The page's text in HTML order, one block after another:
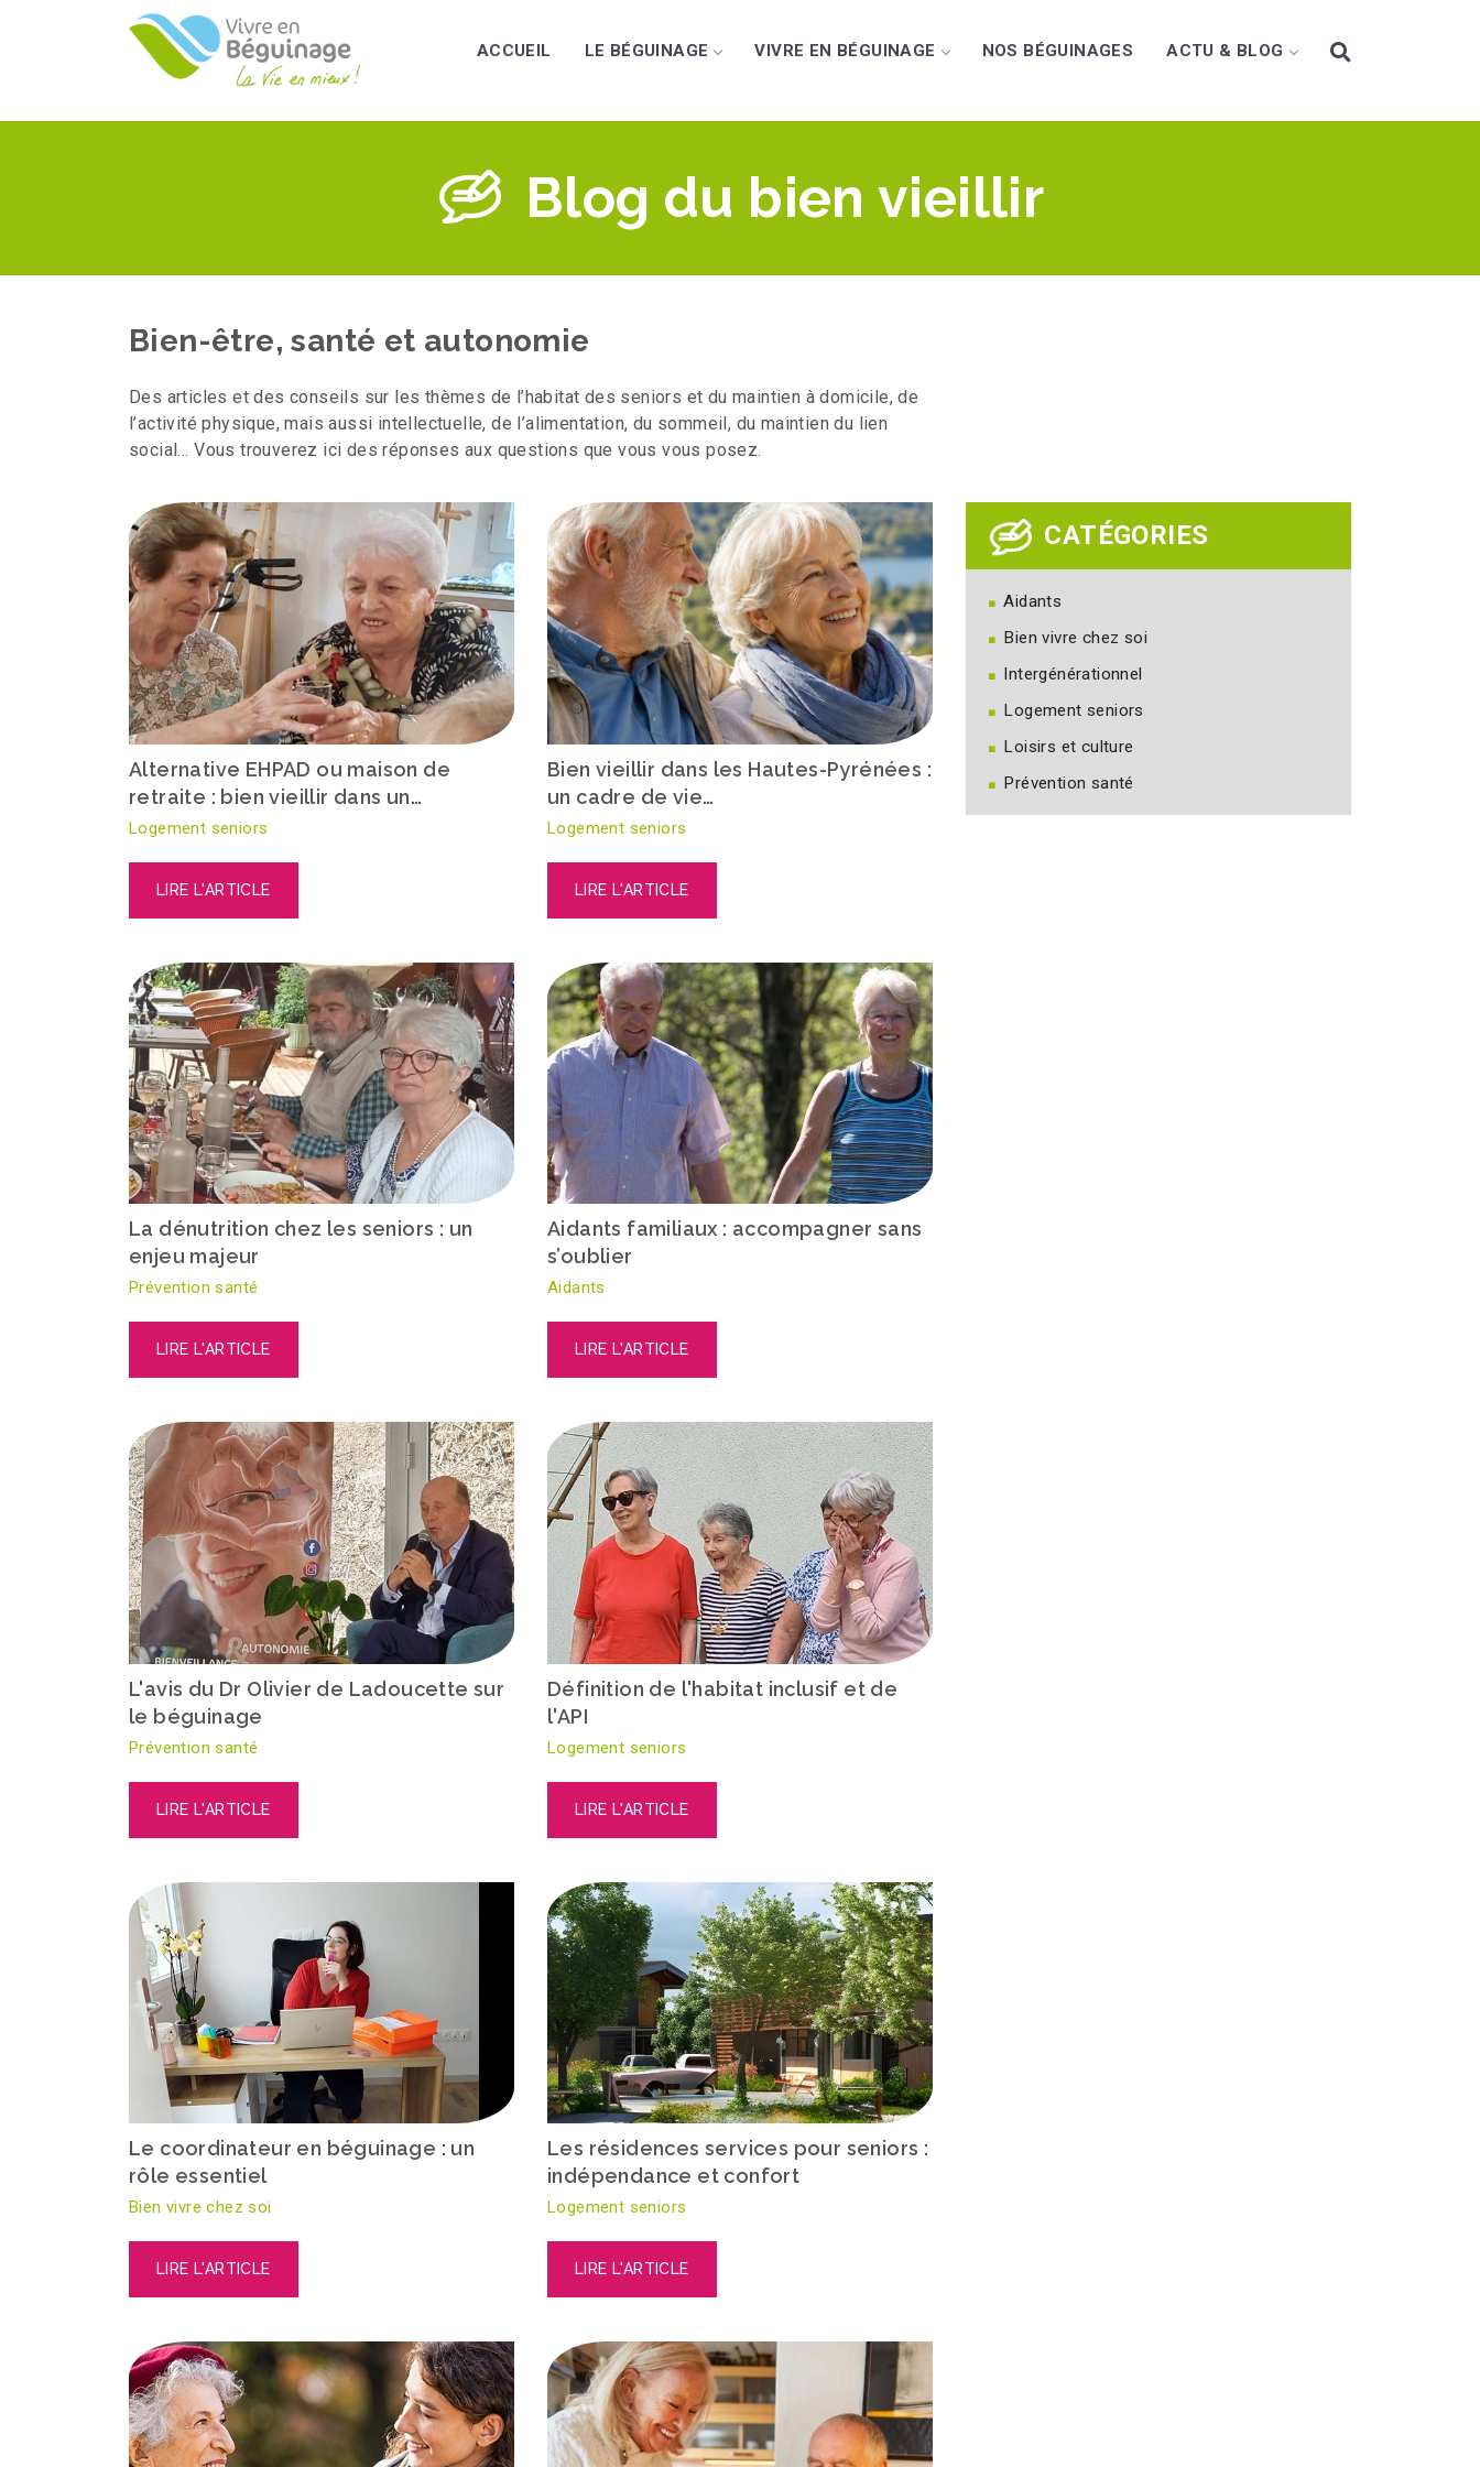
ACCUEIL LE BÉGUINAGE VIVRE EN BÉGUINAGE NOS BÉGUINAGES ACTU & BLOG
Blog du bien vieillir
Bien-être, santé et autonomie
Des articles et des conseils sur les thèmes de l’habitat des seniors et du maintien à domicile, de
l’activité physique, mais aussi intellectuelle, de l’alimentation, du sommeil, du maintien du lien
social… Vous trouverez ici des réponses aux questions que vous vous posez.
CATÉGORIES
Aidants
Bien vivre chez soi
Intergénérationnel
Logement seniors
Loisirs et culture
Prévention santé
Alternative EHPAD ou maison de
retraite : bien vieillir dans un…
Logement seniors
LIRE L'ARTICLE
Bien vieillir dans les Hautes-Pyrénées :
un cadre de vie…
Logement seniors
LIRE L'ARTICLE
La dénutrition chez les seniors : un
enjeu majeur
Prévention santé
LIRE L'ARTICLE
Aidants familiaux : accompagner sans
s’oublier
Aidants
LIRE L'ARTICLE
L'avis du Dr Olivier de Ladoucette sur
le béguinage
Prévention santé
LIRE L'ARTICLE
Définition de l'habitat inclusif et de
l'API
Logement seniors
LIRE L'ARTICLE
Le coordinateur en béguinage : un
rôle essentiel
Bien vivre chez soi
LIRE L'ARTICLE
Les résidences services pour seniors :
indépendance et confort
Logement seniors
LIRE L'ARTICLE